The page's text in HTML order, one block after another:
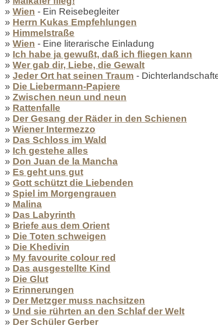
» Wien - Ein Reisebegleiter
» Herrn Kukas Empfehlungen
» Himmelstraße
» Wien - Eine literarische Einladung
» Ich habe ja gewußt, daß ich fliegen kann
» Wer gab dir, Liebe, die Gewalt
» Jeder Ort hat seinen Traum -
» Die Liebermann-Papiere
» Zwischen neun und neun
» Rattenfalle
» Der Gesang der Räder in den Schienen
» Wiener Intermezzo
» Das Schloss im Wald
» Ich gestehe alles
» Don Juan de la Mancha
» Es geht uns gut
» Gott schützt die Liebenden
» Spiel im Morgengrauen
» Malina
» Das Labyrinth
» Briefe aus dem Orient
» Die Toten schweigen
» Die Khedivin
» My favourite colour red
» Das ausgestellte Kind
» Die Glut
» Erinnerungen
» Der Metzger muss nachsitzen
» Und sie rührten an den Schlaf der Welt
» Der Schüler Gerber